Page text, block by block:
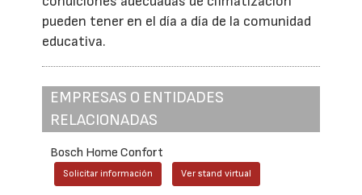
pueden tener en el día a día de la comunidad
educativa.
EMPRESAS O ENTIDADES
RELACIONADAS
Bosch Home Confort
Solicitar información Ver stand virtual